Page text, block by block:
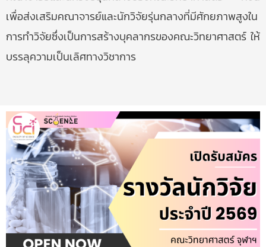
เพื่อส่งเสริมคณาจารย์และนักวิจัยรุ่นกลางที่มีศักยภาพสูงใน
การทำวิจัยซึ่งเป็นการสร้างบุคลากรของคณะวิทยาศาสตร์ ให้
บรรลุความเป็นเลิศทางวิชาการ